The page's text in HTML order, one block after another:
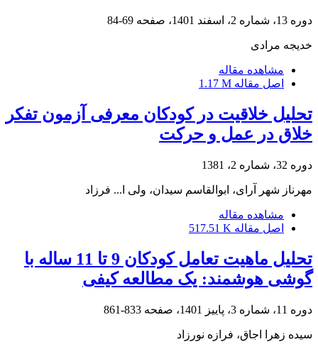
دوره 13، شماره 2، اسفند 1401، صفحه 69-84
خدیجه مرادی
مشاهده مقاله
اصل مقاله 1.17 M
تحلیل خلاقیت در کودکان معرفی آزمون تفکر
خلاق در عمل و حرکت
دوره 32، شماره 2، 1381
مهرناز شهر آرای، ابوالقاسم سیدان، ولی ا... فرزاد
مشاهده مقاله
اصل مقاله 517.51 K
تحلیل ماهیت تعامل کودکان 9 تا 11 ساله با
گوشی هوشمند: یک مطالعه کیفی
دوره 11، شماره 3، پاییز 1401، صفحه 833-861
سیده زهرا اجاق، فرازه نورزاد